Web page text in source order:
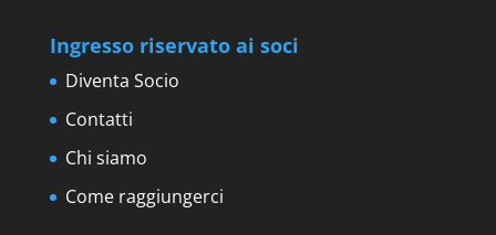
Ingresso riservato ai soci
Diventa Socio
Contatti
Chi siamo
Come raggiungerci